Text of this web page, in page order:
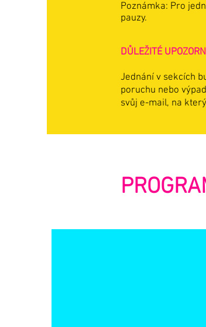
Poznámka: Pro
pauzy.
DŮLEŽITÉ
Jednání v sekcích
poruchu nebo
svůj e-mail, na